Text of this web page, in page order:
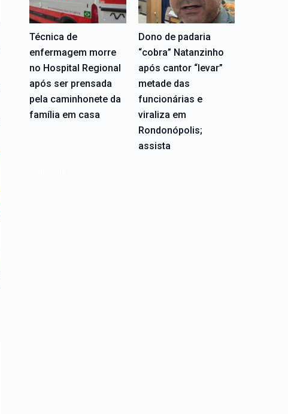
Técnica de
enfermagem morre
no Hospital Regional
após ser prensada
pela caminhonete da
família em casa
Dono de padaria
“cobra” Natanzinho
após cantor “levar”
metade das
funcionárias e
viraliza em
Rondonópolis;
assista